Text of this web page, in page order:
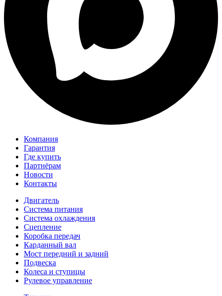
Компания
Гарантия
Где купить
Партнёрам
Новости
Контакты
Двигатель
Система питания
Система охлаждения
Сцепление
Коробка передач
Карданный вал
Мост передний и задний
Подвеска
Колеса и ступицы
Рулевое управление